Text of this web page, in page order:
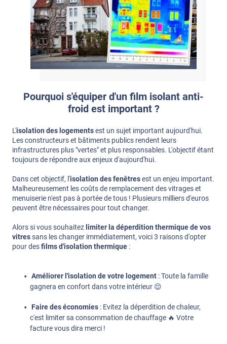
Pourquoi s'équiper d'un film isolant anti-
froid est important ?
L'isolation des logementsest un sujet important aujourd'hui.
Les constructeurs et bâtiments publics rendent leurs
infrastructures plus "vertes" et plus responsables. L'objectif étant
toujours de répondre aux enjeux d'aujourd'hui.
Dans cet objectif, l'isolation des fenêtresest un enjeu important.
Malheureusement les coûts de remplacement des vitrages et
menuiserie n'est pas à portée de tous ! Plusieurs milliers d'euros
peuvent être nécessaires pour tout changer.
Alors si vous souhaitez limiter la déperdition thermique de vos
vitressans les changer immédiatement, voici 3 raisons d'opter
pour desfilms d'isolation thermique :
Améliorer l'isolation de votre logement: Toute la famille
gagnera en confort dans votre intérieur 😌
Faire des économies: Evitez la déperdition de chaleur,
c'est limiter sa consommation de chauffage 🔥​ Votre
facture vous dira merci !